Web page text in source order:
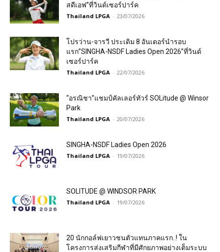
สดีเอฟ”ที่วินด์เซอร์ปาร์ค
Thailand LPGA - 23/07/2026
โปรว่าน-จารวี ประเดิม 8 อันเดอร์นำรอบ
แรก”SINGHA-NSDF Ladies Open 2026”ที่วินด์
เซอร์ปาร์ค
Thailand LPGA - 22/07/2026
“อรณิชา”แชมป์คัลเลอร์ทัวร์ SOLitude @ Winsor
Park
Thailand LPGA - 20/07/2026
SINGHA-NSDF Ladies Open 2026
Thailand LPGA - 19/07/2026
SOLITUDE @ WINDSOR PARK
Thailand LPGA - 19/07/2026
20 นักกอล์ฟเยาวชนตัวแทนภาคแรก..! ใน
โครงการส่งเสริมกีฬาที่มีศักยภาพอย่างเต็มระบบ